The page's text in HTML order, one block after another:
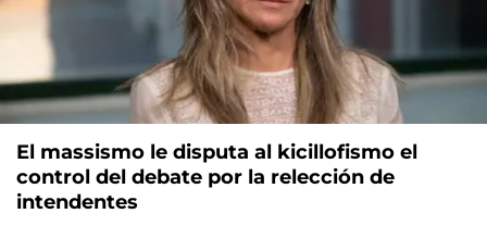
El massismo le disputa al kicillofismo el
control del debate por la relección de
intendentes